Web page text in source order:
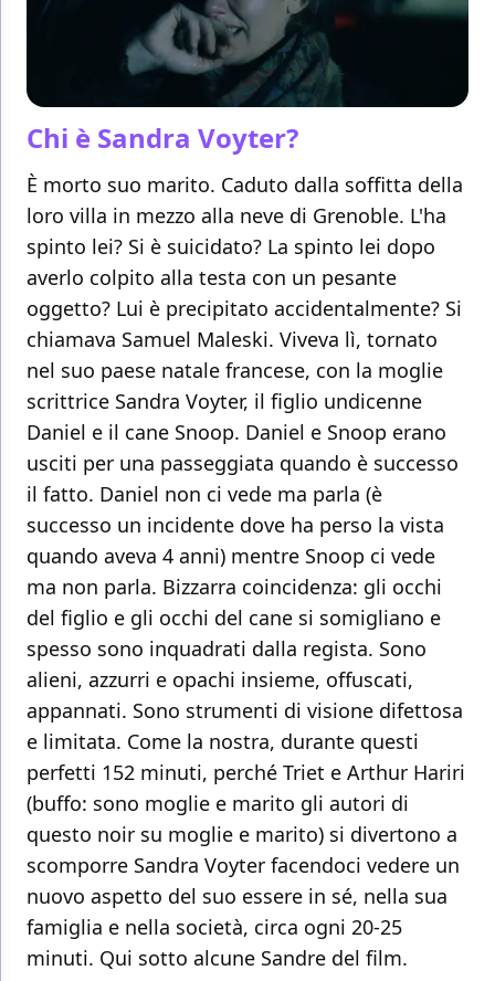
Chi è Sandra Voyter?
È morto suo marito. Caduto dalla soffitta della
loro villa in mezzo alla neve di Grenoble. L'ha
spinto lei? Si è suicidato? La spinto lei dopo
averlo colpito alla testa con un pesante
oggetto? Lui è precipitato accidentalmente? Si
chiamava Samuel Maleski. Viveva lì, tornato
nel suo paese natale francese, con la moglie
scrittrice Sandra Voyter, il figlio undicenne
Daniel e il cane Snoop. Daniel e Snoop erano
usciti per una passeggiata quando è successo
il fatto. Daniel non ci vede ma parla (è
successo un incidente dove ha perso la vista
quando aveva 4 anni) mentre Snoop ci vede
ma non parla. Bizzarra coincidenza: gli occhi
del figlio e gli occhi del cane si somigliano e
spesso sono inquadrati dalla regista. Sono
alieni, azzurri e opachi insieme, offuscati,
appannati. Sono strumenti di visione difettosa
e limitata. Come la nostra, durante questi
perfetti 152 minuti, perché Triet e Arthur Hariri
(buffo: sono moglie e marito gli autori di
questo noir su moglie e marito) si divertono a
scomporre Sandra Voyter facendoci vedere un
nuovo aspetto del suo essere in sé, nella sua
famiglia e nella società, circa ogni 20-25
minuti. Qui sotto alcune Sandre del film.